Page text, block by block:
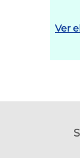
Ver